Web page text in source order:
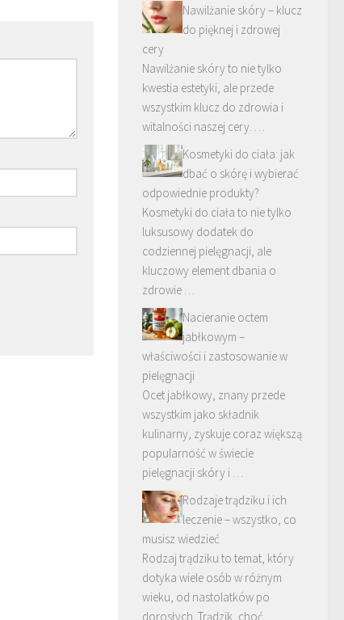
Nawilżanie skóry – klucz
do pięknej i zdrowej
cery
Nawilżanie skóry to nie tylko
kwestia estetyki, ale przede
wszystkim klucz do zdrowia i
witalności naszej cery. …
Kosmetyki do ciała: jak
dbać o skórę i wybierać
odpowiednie produkty?
Kosmetyki do ciała to nie tylko
luksusowy dodatek do
codziennej pielęgnacji, ale
kluczowy element dbania o
zdrowie …
Nacieranie octem
jabłkowym –
właściwości i zastosowanie w
pielęgnacji
Ocet jabłkowy, znany przede
wszystkim jako składnik
kulinarny, zyskuje coraz większą
popularność w świecie
pielęgnacji skóry i …
Rodzaje trądziku i ich
leczenie – wszystko, co
musisz wiedzieć
Rodzaj trądziku to temat, który
dotyka wiele osób w różnym
wieku, od nastolatków po
dorosłych. Trądzik, choć …